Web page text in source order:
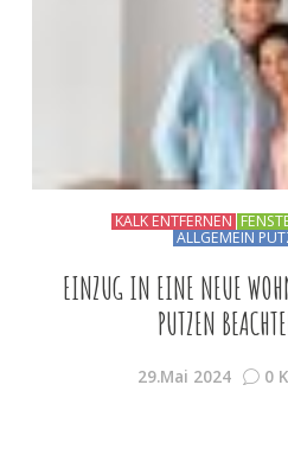
KALK ENTFERNEN
ALLGEMEIN
EINZUG IN EINE NEUE
PUTZEN
29.Mai 2024 0